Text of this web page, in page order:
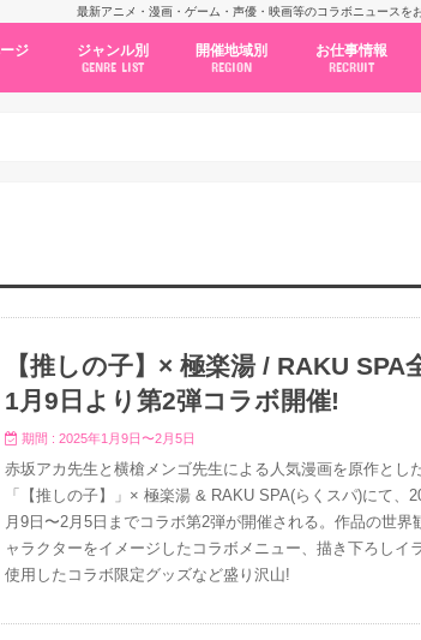
最新アニメ・漫画・ゲーム・声優・映画等のコラボニュースを
ジ ジャンル別
GENRE LIST
開催地域別
REGION
お仕事情報
RECRUIT
【推しの子】× 極楽湯 / RAKU SPA
1月9日より第2弾コラボ開催!
期間 : 2025年1月9日〜2月5日
赤坂アカ先生と横槍メンゴ先生による人気漫画を原作とし
「【推しの子】」× 極楽湯 & RAKU SPA(らくスパ)にて、
月9日〜2月5日までコラボ第2弾が開催される。作品の世界
ャラクターをイメージしたコラボメニュー、描き下ろしイ
使用したコラボ限定グッズなど盛り沢山!